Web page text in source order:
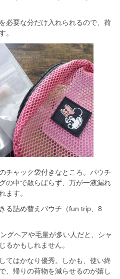
必要な分だけ入れられるので、荷
。
チャック袋付きなところ。パウチ
の中で散らばらず、万が一液漏れ
ます。
る詰め替えパウチ（fun trip、8
グヘアや毛量が多い人だと、シャ
るかもしれません。
てはかなり優秀。しかも、使い終
、帰りの荷物を減らせるのが嬉し